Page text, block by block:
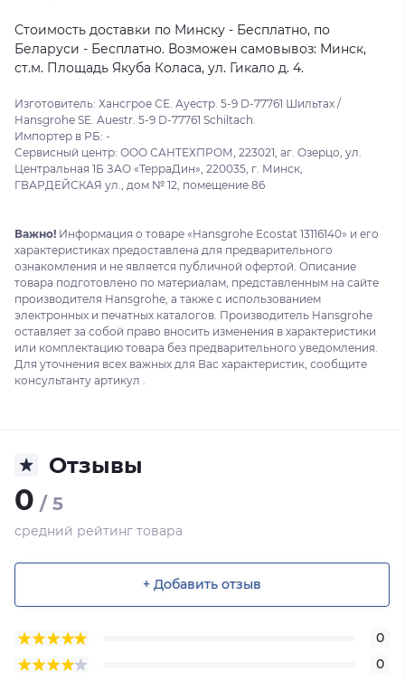
Стоимость доставки по Минску - Бесплатно, по
Беларуси - Бесплатно. Возможен самовывоз: Минск,
ст.м. Площадь Якуба Коласа, ул. Гикало д. 4.
Изготовитель: Хансгрое СЕ. Ауестр. 5-9 D-77761 Шильтах /
Hansgrohe SE. Auestr. 5-9 D-77761 Schiltach.
Импортер в РБ: -
Сервисный центр: ООО САНТЕХПРОМ, 223021, аг. Озерцо, ул.
Центральная 1Б ЗАО «ТерраДин», 220035, г. Минск,
ГВАРДЕЙСКАЯ ул., дом № 12, помещение 86
Важно! Информация о товаре «Hansgrohe Ecostat 13116140» и его
характеристиках предоставлена для предварительного
ознакомления и не является публичной офертой. Описание
товара подготовлено по материалам, представленным на сайте
производителя Hansgrohe, а также с использованием
электронных и печатных каталогов. Производитель Hansgrohe
оставляет за собой право вносить изменения в характеристики
или комплектацию товара без предварительного уведомления.
Для уточнения всех важных для Вас характеристик, сообщите
консультанту артикул .
Отзывы
0 / 5
средний рейтинг товара
+ Добавить отзыв
0
0